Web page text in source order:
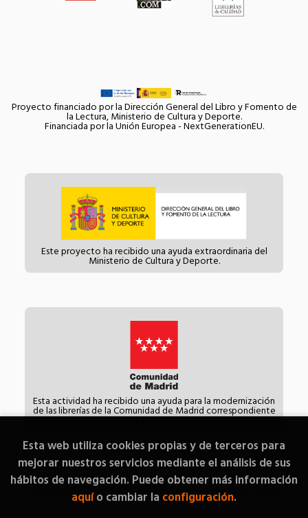
Proyecto financiado por la Dirección General del Libro y Fomento de
la Lectura, Ministerio de Cultura y Deporte.
Financiada por la Unión Europea - NextGenerationEU.
Este proyecto ha recibido una ayuda extraordinaria del
Ministerio de Cultura y Deporte.
Esta actividad ha recibido una ayuda para la modernización
de las librerías de la Comunidad de Madrid correspondiente
al año 2021.
2026 ©Librería Diógenes. Todos los Derechos Reservados |
Grupo Trevenque
Esta web utiliza cookies propias y de terceros para
mejorar nuestros servicios mediante el análisis de sus
hábitos de navegación. Puede obtener más información
aquío cambiar la configuración.